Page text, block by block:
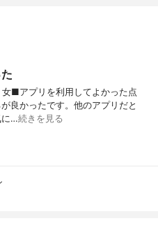
■アプリを利用してよかった点
良かったです。他のアプリだと
に…続きを見る